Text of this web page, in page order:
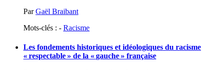
ParGaël Braibant
Mots-clés : - Racisme
Les fondements historiques et idéologiques du racisme
«respectable» de la «gauche» française